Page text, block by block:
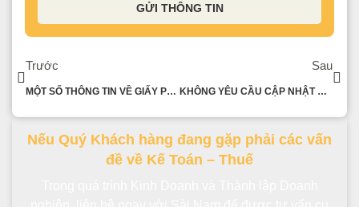
GỬI THÔNG TIN
Trước
MỘT SỐ THÔNG TIN VỀ GIẤY PHÉP KINH DOANH
Sau
KHÔNG YÊU CẦU CẬP NHẬT CCCD TRƯỚC 31/3/2023
Nếu Quý Khách hàng đang gặp phải các vấn
đề về Kế Toán – Thuế